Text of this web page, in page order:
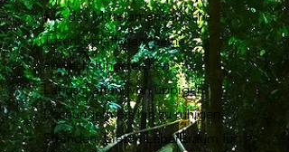
wie das Mittelamerikanische
Totenkopfäffchen. Seine
abwechslungsreichen
Landschaften, von üppigen
Dschungeln bis hin zu ruhigen
Stränden, bieten Lebensraum für